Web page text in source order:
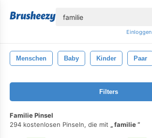
Einloggen
Menschen Baby Kinder Paar
Filters
Familie Pinsel
294 kostenlosen Pinseln, die mit
familie